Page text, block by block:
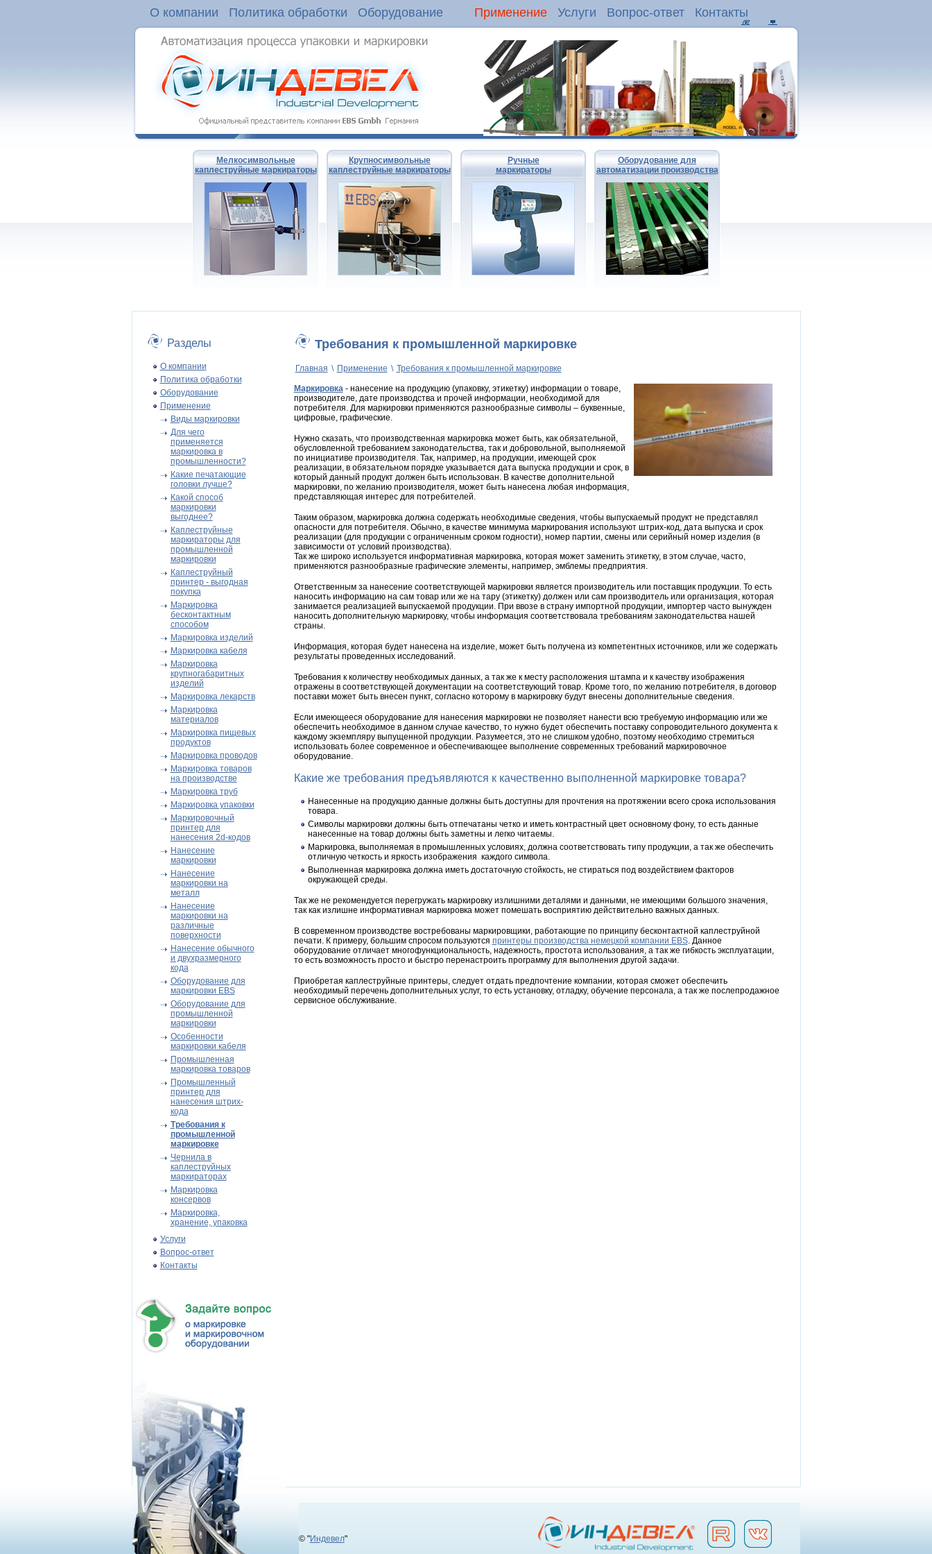
О компании Политика обработки Оборудование Применение Услуги Вопрос-ответ Контакты
Мелкосимвольные
каплеструйные маркираторы
Крупносимвольные
каплеструйные маркираторы
Ручные
маркираторы
Оборудование для
автоматизации производства
Разделы
О компании
Политика обработки
Оборудование
Применение
Виды маркировки
Для чего
применяется
маркировка в
промышленности?
Какие печатающие
головки лучше?
Какой способ
маркировки
выгоднее?
Каплеструйные
маркираторы для
промышленной
маркировки
Каплеструйный
принтер - выгодная
покупка
Маркировка
бесконтактным
способом
Маркировка изделий
Маркировка кабеля
Маркировка
крупногабаритных
изделий
Маркировка лекарств
Маркировка
материалов
Маркировка пищевых
продуктов
Маркировка проводов
Маркировка товаров
на производстве
Маркировка труб
Маркировка упаковки
Маркировочный
принтер для
нанесения 2d-кодов
Нанесение
маркировки
Нанесение
маркировки на
металл
Нанесение
маркировки на
различные
поверхности
Нанесение обычного
и двухразмерного
кода
Оборудование для
маркировки EBS
Оборудование для
промышленной
маркировки
Особенности
маркировки кабеля
Промышленная
маркировка товаров
Промышленный
принтер для
нанесения штрих-
кода
Требования к
промышленной
маркировке
Чернила в
каплеструйных
маркираторах
Mаркировка
консервов
Маркировка,
хранение, упаковка
Услуги
Вопрос-ответ
Контакты
Требования к промышленной маркировке
Главная \ Применение \ Требования к промышленной маркировке
Маркировка- нанесение на продукцию (упаковку, этикетку) информации о товаре,
производителе, дате производства и прочей информации, необходимой для
потребителя. Для маркировки применяются разнообразные символы – буквенные,
цифровые, графические.
Нужно сказать, что производственная маркировка может быть, как обязательной,
обусловленной требованием законодательства, так и добровольной, выполняемой
по инициативе производителя. Так, например, на продукции, имеющей срок
реализации, в обязательном порядке указывается дата выпуска продукции и срок, в
который данный продукт должен быть использован. В качестве дополнительной
маркировки, по желанию производителя, может быть нанесена любая информация,
представляющая интерес для потребителей.
Таким образом, маркировка должна содержать необходимые сведения, чтобы выпускаемый продукт не представлял
опасности для потребителя. Обычно, в качестве минимума маркирования используют штрих-код, дата выпуска и срок
реализации (для продукции с ограниченным сроком годности), номер партии, смены или серийный номер изделия (в
зависимости от условий производства).
Так же широко используется информативная маркировка, которая может заменить этикетку, в этом случае, часто,
применяются разнообразные графические элементы, например, эмблемы предприятия.
Ответственным за нанесение соответствующей маркировки является производитель или поставщик продукции. То есть
наносить информацию на сам товар или же на тару (этикетку) должен или сам производитель или организация, которая
занимается реализацией выпускаемой продукции. При ввозе в страну импортной продукции, импортер часто вынужден
наносить дополнительную маркировку, чтобы информация соответствовала требованиям законодательства нашей
страны.
Информация, которая будет нанесена на изделие, может быть получена из компетентных источников, или же содержать
результаты проведенных исследований.
Требования к количеству необходимых данных, а так же к месту расположения штампа и к качеству изображения
отражены в соответствующей документации на соответствующий товар. Кроме того, по желанию потребителя, в договор
поставки может быть внесен пункт, согласно которому в маркировку будут внесены дополнительные сведения.
Если имеющееся оборудование для нанесения маркировки не позволяет нанести всю требуемую информацию или же
обеспечить необходимое в данном случае качество, то нужно будет обеспечить поставку сопроводительного документа к
каждому экземпляру выпущенной продукции. Разумеется, это не слишком удобно, поэтому необходимо стремиться
использовать более современное и обеспечивающее выполнение современных требований маркировочное
оборудование.
Какие же требования предъявляются к качественно выполненной маркировке товара?
Нанесенные на продукцию данные должны быть доступны для прочтения на протяжении всего срока использования
товара.
Символы маркировки должны быть отпечатаны четко и иметь контрастный цвет основному фону, то есть данные
нанесенные на товар должны быть заметны и легко читаемы.
Маркировка, выполняемая в промышленных условиях, должна соответствовать типу продукции, а так же обеспечить
отличную четкость и яркость изображения каждого символа.
Выполненная маркировка должна иметь достаточную стойкость, не стираться под воздействием факторов
окружающей среды.
Так же не рекомендуется перегружать маркировку излишними деталями и данными, не имеющими большого значения,
так как излишне информативная маркировка может помешать восприятию действительно важных данных.
В современном производстве востребованы маркировщики, работающие по принципу бесконтактной каплеструйной
печати. К примеру, большим спросом пользуются принтеры производства немецкой компании EBS. Данное
оборудование отличает многофункциональность, надежность, простота использования, а так же гибкость эксплуатации,
то есть возможность просто и быстро перенастроить программу для выполнения другой задачи.
Приобретая каплеструйные принтеры, следует отдать предпочтение компании, которая сможет обеспечить
необходимый перечень дополнительных услуг, то есть установку, отладку, обучение персонала, а так же послепродажное
сервисное обслуживание.
© "Индевел"